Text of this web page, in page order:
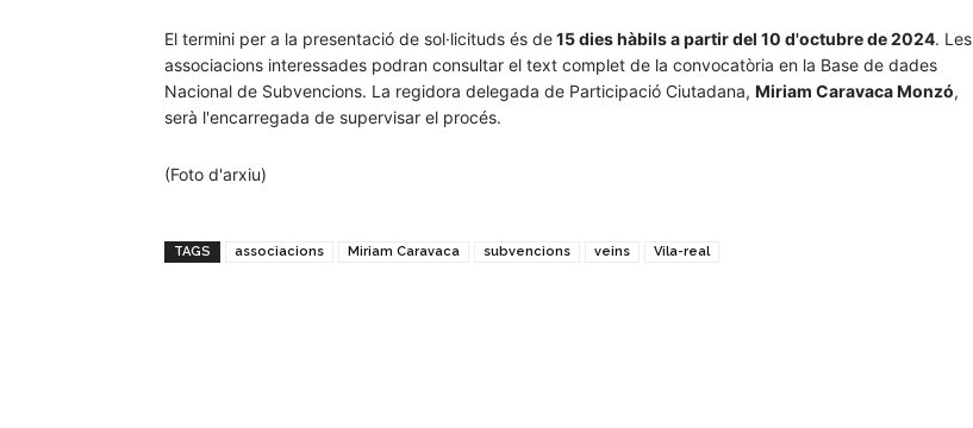
El termini per a la presentació de sol·licituds és de15 dies hàbils a partir del 10 d'octubre de 2024. Les
associacions interessades podran consultar el text complet de la convocatòria en la Base de dades
Nacional de Subvencions. La regidora delegada de Participació Ciutadana, Miriam Caravaca Monzó,
serà l'encarregada de supervisar el procés.
(Foto d'arxiu)
TAGS associacions Miriam Caravaca subvencions veins Vila-real